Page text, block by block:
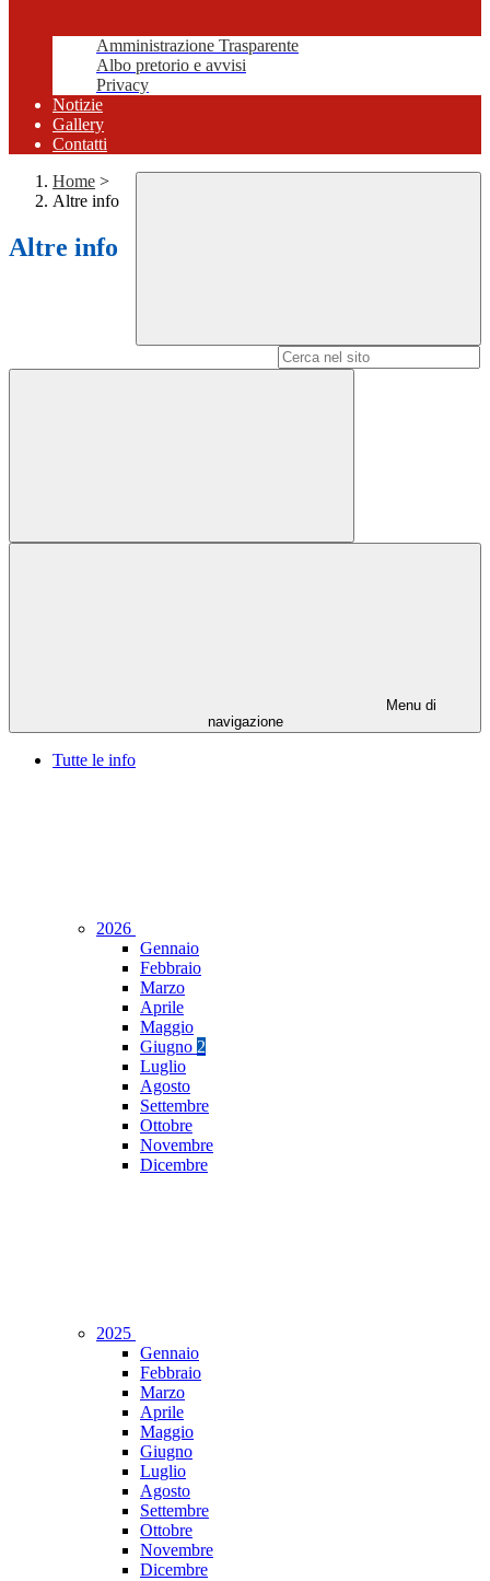
Amministrazione Trasparente
Albo pretorio e avvisi
Privacy
Notizie
Gallery
Contatti
Home >
Altre info
Altre info
Menu di
navigazione
Tutte le info
2026
Gennaio
Febbraio
Marzo
Aprile
Maggio
Giugno 2
Luglio
Agosto
Settembre
Ottobre
Novembre
Dicembre
2025
Gennaio
Febbraio
Marzo
Aprile
Maggio
Giugno
Luglio
Agosto
Settembre
Ottobre
Novembre
Dicembre